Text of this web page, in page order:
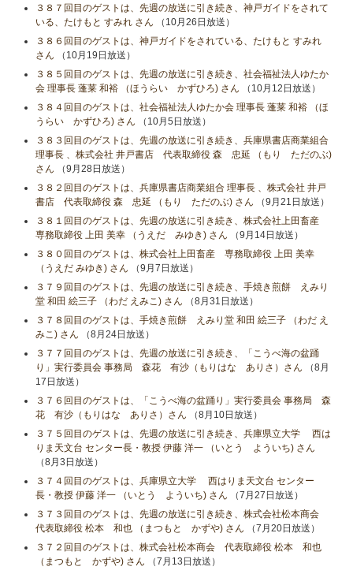
３８７回目のゲストは、先週の放送に引き続き、神戸ガイドをされて
いる、たけもと すみれ さん （10月26日放送）
３８６回目のゲストは、神戸ガイドをされている、たけもと すみれ
さん （10月19日放送）
３８５回目のゲストは、先週の放送に引き続き、社会福祉法人ゆたか
会 理事長 蓬莱 和裕 （ほうらい かずひろ) さん （10月12日放送）
３８４回目のゲストは、社会福祉法人ゆたか会 理事長 蓬莱 和裕 （ほ
うらい かずひろ) さん （10月5日放送）
３８３回目のゲストは、先週の放送に引き続き、兵庫県書店商業組合
理事長 、株式会社 井戸書店 代表取締役 森 忠延 （もり ただのぶ)
さん （9月28日放送）
３８２回目のゲストは、兵庫県書店商業組合 理事長 、株式会社 井戸
書店 代表取締役 森 忠延 （もり ただのぶ) さん （9月21日放送）
３８１回目のゲストは、先週の放送に引き続き、株式会社上田畜産
専務取締役 上田 美幸 （うえだ みゆき) さん （9月14日放送）
３８０回目のゲストは、株式会社上田畜産 専務取締役 上田 美幸
（うえだ みゆき) さん （9月7日放送）
３７９回目のゲストは、先週の放送に引き続き、手焼き煎餅 えみり
堂 和田 絵三子 （わだ えみこ) さん （8月31日放送）
３７８回目のゲストは、手焼き煎餅 えみり堂 和田 絵三子 （わだ え
みこ) さん （8月24日放送）
３７７回目のゲストは、先週の放送に引き続き、「こうべ海の盆踊
り」実行委員会 事務局 森花 有沙（もりはな ありさ）さん （8月
17日放送）
３７６回目のゲストは、「こうべ海の盆踊り」実行委員会 事務局 森
花 有沙（もりはな ありさ）さん （8月10日放送）
３７５回目のゲストは、先週の放送に引き続き、兵庫県立大学 西は
りま天文台 センター長・教授 伊藤 洋一 （いとう よういち) さん
（8月3日放送）
３７４回目のゲストは、兵庫県立大学 西はりま天文台 センター
長・教授 伊藤 洋一 （いとう よういち) さん （7月27日放送）
３７３回目のゲストは、先週の放送に引き続き、株式会社松本商会
代表取締役 松本 和也 （まつもと かずや) さん （7月20日放送）
３７２回目のゲストは、株式会社松本商会 代表取締役 松本 和也
（まつもと かずや) さん （7月13日放送）